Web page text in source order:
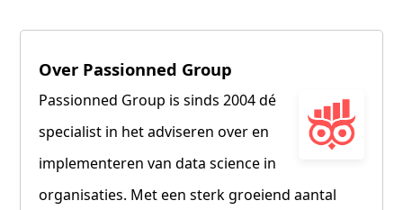
Over Passionned Group
Passionned Group is sinds 2004 dé
specialist in het adviseren over en
implementeren van data science in
organisaties. Met een sterk groeiend aantal